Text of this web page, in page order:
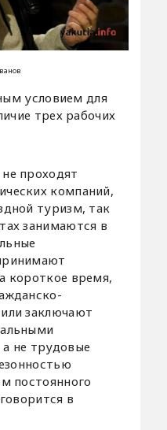
условием для
трех рабочих
проходят
компаний,
туризм, так
занимаются в
короткое время,
заключают
не трудовые
постоянного
в